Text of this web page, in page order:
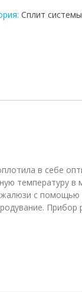
Сплит системы
в себе
температуру в
с
Прибор